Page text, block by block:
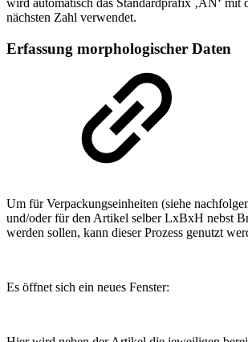
wird automatisch das Standardpräfix ‚AN‘ mit
nächsten Zahl verwendet.
Erfassung morphologischer Daten
Um für Verpackungseinheiten (siehe
und/oder für den Artikel selber LxBxH nebst
werden sollen, kann dieser Prozess genutzt
Es öffnet sich ein neues Fenster: